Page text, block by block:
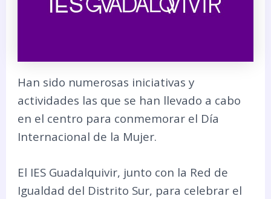
Han sido numerosas iniciativas y
actividades las que se han llevado a cabo
en el centro para conmemorar el Día
Internacional de la Mujer.
El IES Guadalquivir, junto con la Red de
Igualdad del Distrito Sur, para celebrar el